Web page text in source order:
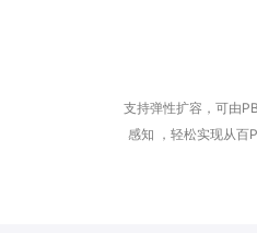
支持弹性扩容，可由
感知 ，轻松实现从百